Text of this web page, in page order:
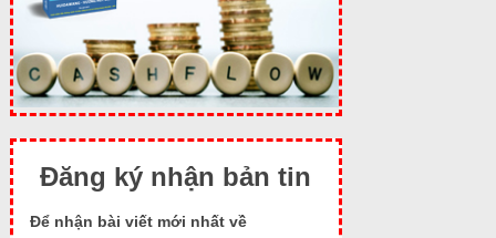
Đăng ký nhận bản tin
Để nhận bài viết mới nhất về